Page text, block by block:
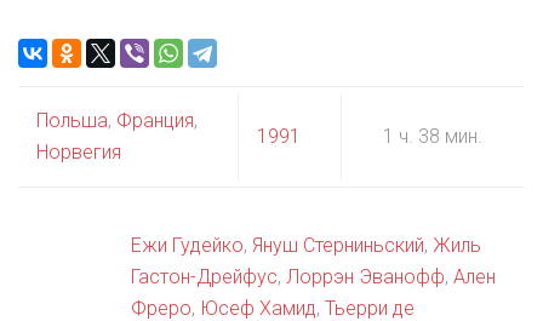
Польша, Франция,
Норвегия
1991 1 ч. 38 мин.
Ежи Гудейко, Януш Стерниньский, Жиль
Гастон-Дрейфус, Лоррэн Эванофф, Ален
Фреро, Юсеф Хамид, Тьерри де